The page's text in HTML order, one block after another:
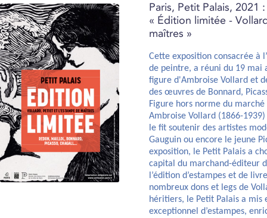
Paris, Petit Palais, 2021 :
« Édition limitée -
maîtres »
Cette exposition consacrée à
de peintre, a réuni du 19 mai
figure d'Ambroise Vollard et
des œuvres de Bonnard,
Figure hors norme du
Ambroise Vollard (1866-
le fit soutenir des artistes
Gauguin ou encore le jeune
exposition, le Petit Palais a
capital du marchand-éditeur
l’édition d’estampes et de
nombreux dons et legs de
héritiers, le Petit Palais a mis
exceptionnel d’estampes,